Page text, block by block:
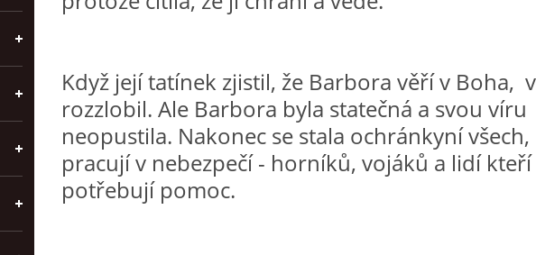
Když její tatínek zjistil, že Barbora věří v Boha,
rozzlobil. Ale Barbora byla statečná a svou víru
neopustila. Nakonec se stala ochránkyní
pracují v nebezpečí - horníků, vojáků a lidí kteří
potřebují pomoc.